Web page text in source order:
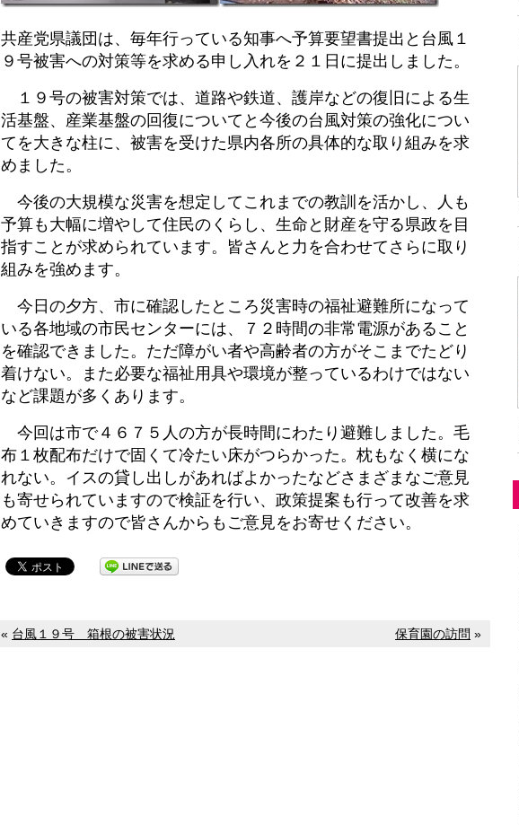
共産党県議団は、毎年行っている知事へ予算要望書提出と台風１
９号被害への対策等を求める申し入れを２１日に提出しました。
１９号の被害対策では、道路や鉄道、護岸などの復旧による生
活基盤、産業基盤の回復についてと今後の台風対策の強化につい
てを大きな柱に、被害を受けた県内各所の具体的な取り組みを求
めました。
今後の大規模な災害を想定してこれまでの教訓を活かし、人も
予算も大幅に増やして住民のくらし、生命と財産を守る県政を目
指すことが求められています。皆さんと力を合わせてさらに取り
組みを強めます。
今日の夕方、市に確認したところ災害時の福祉避難所になって
いる各地域の市民センターには、７２時間の非常電源があること
を確認できました。ただ障がい者や高齢者の方がそこまでたどり
着けない。また必要な福祉用具や環境が整っているわけではない
など課題が多くあります。
今回は市で４６７５人の方が長時間にわたり避難しました。毛
布１枚配布だけで固くて冷たい床がつらかった。枕もなく横にな
れない。イスの貸し出しがあればよかったなどさまざまなご意見
も寄せられていますので検証を行い、政策提案も行って改善を求
めていきますので皆さんからもご意見をお寄せください。
« 台風１９号 箱根の被害状況 保育園の訪問 »